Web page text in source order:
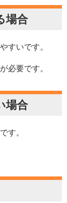
場合
すいです。
必要です。
場合
す。